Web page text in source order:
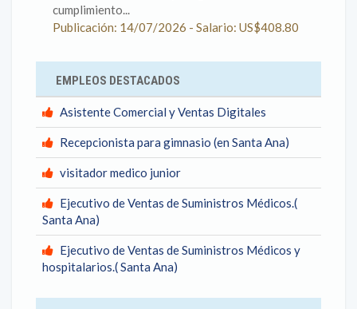
cumplimiento...
Publicación: 14/07/2026 - Salario: US$408.80
EMPLEOS DESTACADOS
Asistente Comercial y Ventas Digitales
Recepcionista para gimnasio (en Santa Ana)
visitador medico junior
Ejecutivo de Ventas de Suministros Médicos.(
Santa Ana)
Ejecutivo de Ventas de Suministros Médicos y
hospitalarios.( Santa Ana)